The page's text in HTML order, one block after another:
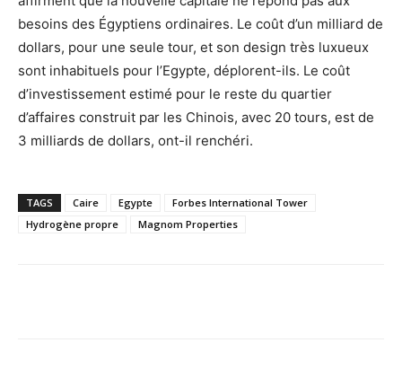
besoins des Égyptiens ordinaires. Le coût d’un milliard de
dollars, pour une seule tour, et son design très luxueux
sont inhabituels pour l’Egypte, déplorent-ils. Le coût
d’investissement estimé pour le reste du quartier
d’affaires construit par les Chinois, avec 20 tours, est de
3 milliards de dollars, ont-il renchéri.
TAGS Caire Egypte
Forbes International Tower
Hydrogène propre
Magnom Properties